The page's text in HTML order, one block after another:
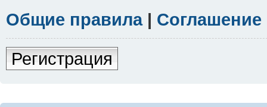
Общие правила|
Регистрация